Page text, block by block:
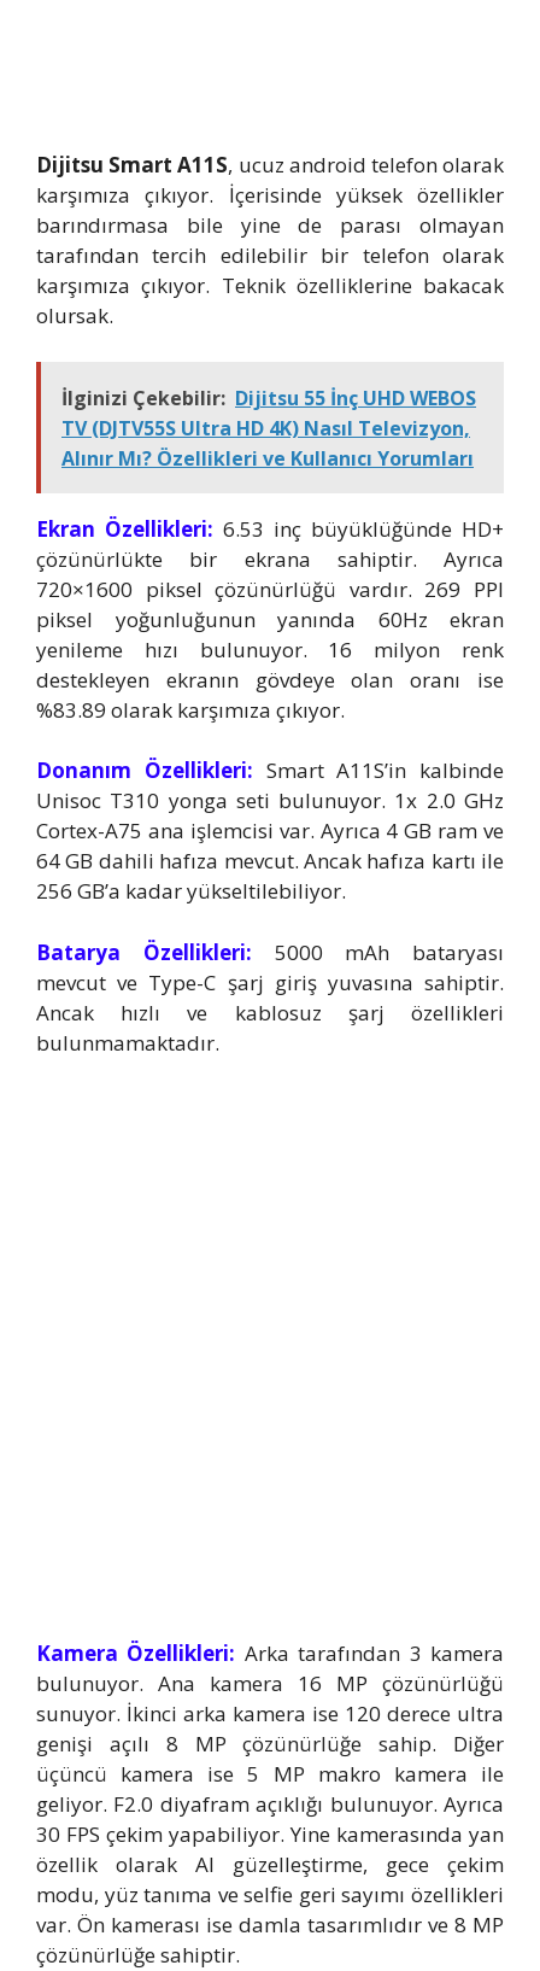
Dijitsu Smart A11S, ucuz android telefon olarak
karşımıza çıkıyor. İçerisinde yüksek özellikler
barındırmasa bile yine de parası olmayan
tarafından tercih edilebilir bir telefon olarak
karşımıza çıkıyor. Teknik özelliklerine bakacak
olursak.
İlginizi Çekebilir: Dijitsu 55 İnç UHD WEBOS
TV (DJTV55S Ultra HD 4K) Nasıl Televizyon,
Alınır Mı? Özellikleri ve Kullanıcı Yorumları
Ekran Özellikleri: 6.53 inç büyüklüğünde HD+
çözünürlükte bir ekrana sahiptir. Ayrıca
720×1600 piksel çözünürlüğü vardır. 269 PPI
piksel yoğunluğunun yanında 60Hz ekran
yenileme hızı bulunuyor. 16 milyon renk
destekleyen ekranın gövdeye olan oranı ise
%83.89 olarak karşımıza çıkıyor.
Donanım Özellikleri: Smart A11S’in kalbinde
Unisoc T310 yonga seti bulunuyor. 1x 2.0 GHz
Cortex-A75 ana işlemcisi var. Ayrıca 4 GB ram ve
64 GB dahili hafıza mevcut. Ancak hafıza kartı ile
256 GB’a kadar yükseltilebiliyor.
Batarya Özellikleri: 5000 mAh bataryası
mevcut ve Type-C şarj giriş yuvasına sahiptir.
Ancak hızlı ve kablosuz şarj özellikleri
bulunmamaktadır.
Kamera Özellikleri: Arka tarafından 3 kamera
bulunuyor. Ana kamera 16 MP çözünürlüğü
sunuyor. İkinci arka kamera ise 120 derece ultra
genişi açılı 8 MP çözünürlüğe sahip. Diğer
üçüncü kamera ise 5 MP makro kamera ile
geliyor. F2.0 diyafram açıklığı bulunuyor. Ayrıca
30 FPS çekim yapabiliyor. Yine kamerasında yan
özellik olarak AI güzelleştirme, gece çekim
modu, yüz tanıma ve selfie geri sayımı özellikleri
var. Ön kamerası ise damla tasarımlıdır ve 8 MP
çözünürlüğe sahiptir.